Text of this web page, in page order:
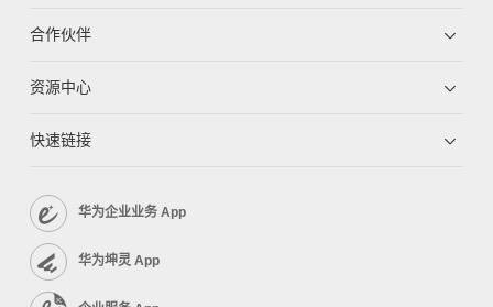
合作伙伴
资源中心
快速链接
华为企业业务 App
华为坤灵 App